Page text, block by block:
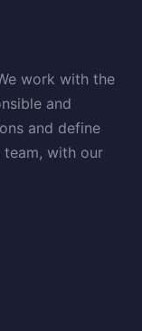
work with the
and
and define
with our